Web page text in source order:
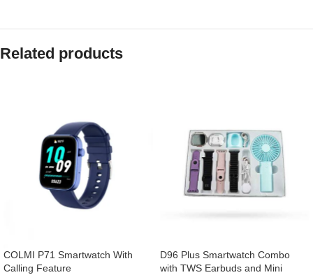
Related products
COLMI P71 Smartwatch With
Calling Feature
D96 Plus Smartwatch Combo
with TWS Earbuds and Mini